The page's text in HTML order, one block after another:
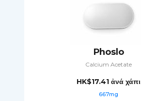
Phoslo
Calcium Acetate
HK$17.41 ἀνά χάπι
667mg